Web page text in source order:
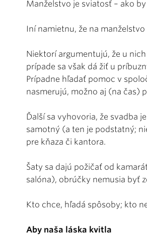
Manželstvo je sviatosť – ako
Iní namietnu, že na
Niektorí argumentujú, že u
prípade sa však dá žiť u
Prípadne hľadať pomoc v
nasmerujú, možno aj (na čas)
Ďalší sa vyhovoria, že svadba
samotný (a ten je podstatný;
pre kňaza či kantora.
Šaty sa dajú požičať od
salóna), obrúčky nemusia byť
Kto chce, hľadá spôsoby; kto
Aby naša láska kvitla